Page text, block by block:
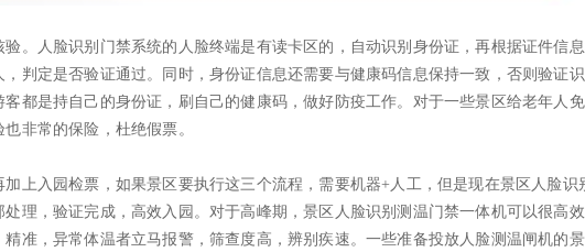
。人脸识别门禁系统的人脸终端是有读卡区的，自动识别身份证，再根据证件信
判定是否验证通过。同时，身份证信息还需要与健康码信息保持一致，否则验证
都是持自己的身份证，刷自己的健康码，做好防疫工作。对于一些景区给老年人免
非常的保险，杜绝假票。
上入园检票，如果景区要执行这三个流程，需要机器+人工，但是现在景区人脸识
理，验证完成，高效入园。对于高峰期，景区人脸识别测温门禁一体机可以很高
准，异常体温者立马报警，筛查度高，辨别疾速。一些准备投放人脸测温闸机的